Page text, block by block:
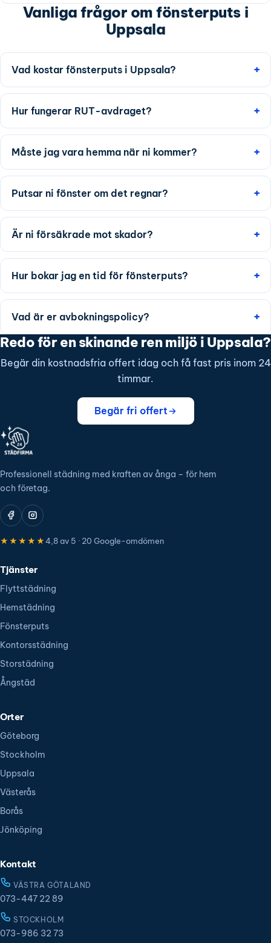
Vanliga frågor om fönsterputs i
Uppsala
Vad kostar fönsterputs i Uppsala?
Hur fungerar RUT-avdraget?
Måste jag vara hemma när ni kommer?
Putsar ni fönster om det regnar?
Är ni försäkrade mot skador?
Hur bokar jag en tid för fönsterputs?
Vad är er avbokningspolicy?
Redo för en skinande ren miljö i Uppsala?
Begär din kostnadsfria offert idag och få fast pris inom 24
timmar.
Begär fri offert
Professionell städning med kraften av ånga – för hem
och företag.
★★★★★4,8 av 5 · 20 Google-omdömen
Tjänster
Flyttstädning
Hemstädning
Fönsterputs
Kontorsstädning
Storstädning
Ångstäd
Orter
Göteborg
Stockholm
Uppsala
Västerås
Borås
Jönköping
Kontakt
VÄSTRA GÖTALAND
073-447 22 89
STOCKHOLM
073-986 32 73